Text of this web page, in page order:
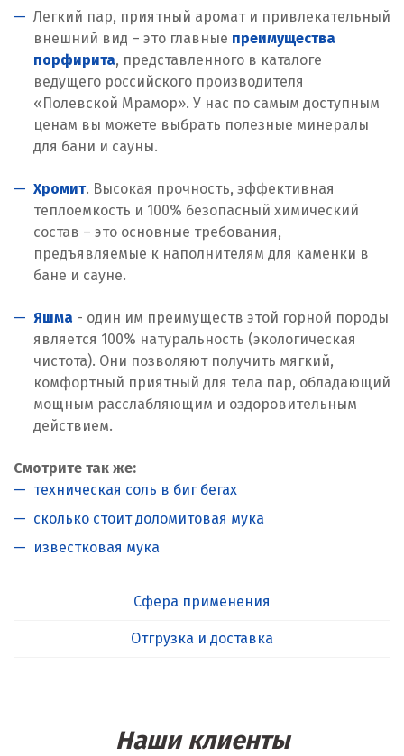
Легкий пар, приятный аромат и привлекательный
внешний вид – это главные преимущества
порфирита, представленного в каталоге
ведущего российского производителя
«Полевской Мрамор». У нас по самым доступным
ценам вы можете выбрать полезные минералы
для бани и сауны.
Хромит. Высокая прочность, эффективная
теплоемкость и 100% безопасный химический
состав – это основные требования,
предъявляемые к наполнителям для каменки в
бане и сауне.
Яшма - один им преимуществ этой горной породы
является 100% натуральность (экологическая
чистота). Они позволяют получить мягкий,
комфортный приятный для тела пар, обладающий
мощным расслабляющим и оздоровительным
действием.
Смотрите так же:
техническая соль в биг бегах
сколько стоит доломитовая мука
известковая мука
Сфера применения
Отгрузка и доставка
Наши клиенты